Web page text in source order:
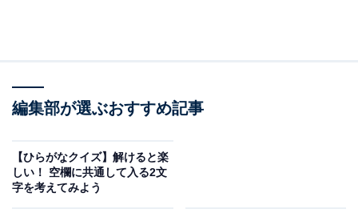
あ□□
□□える
編集部が選ぶおすすめ記事
【ひらがなクイズ】解けると楽
しい！ 空欄に共通して入る2文
字を考えてみよう